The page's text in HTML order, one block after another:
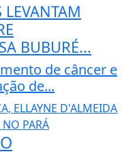
LEVANTAM
BUBURÉ...
de câncer e
de...